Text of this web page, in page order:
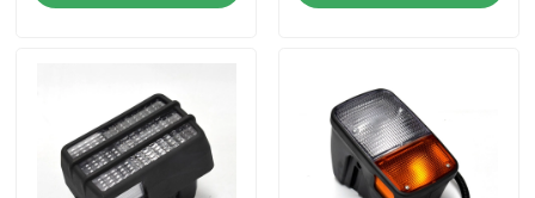
Nieuws
Verzoek om een Citaat
De Delen van de vorkheftruckbatterij